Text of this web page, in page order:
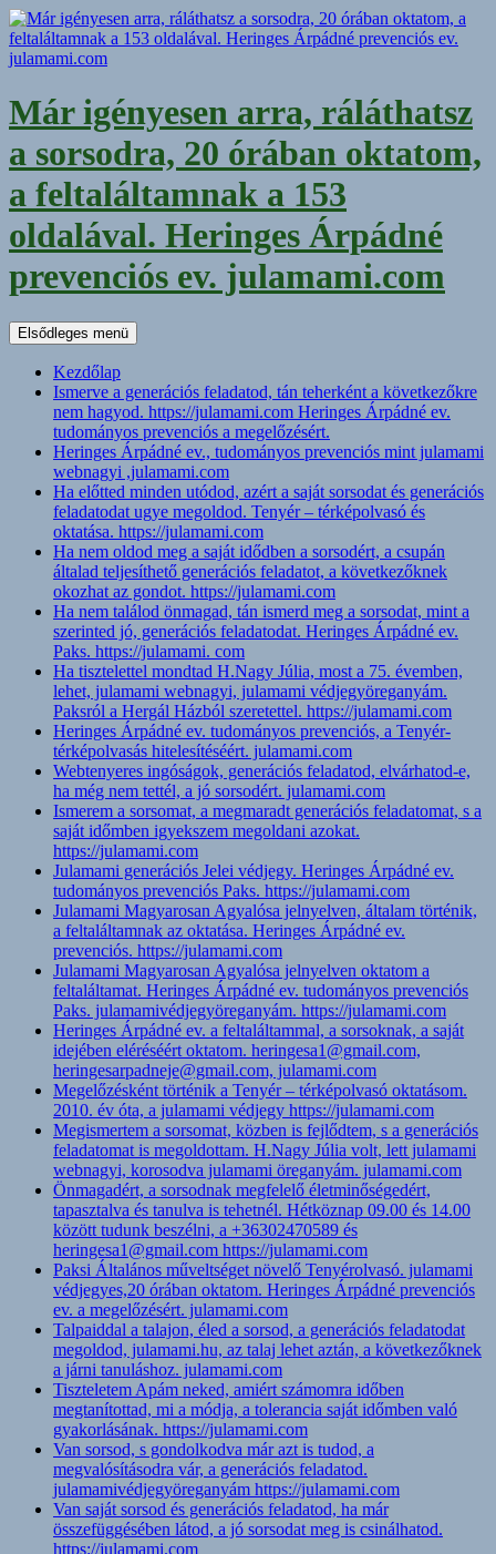
Kilépés
a
tartalomba
Már igényesen arra, ráláthatsz
a sorsodra, 20 órában oktatom,
a feltaláltamnak a 153
oldalával. Heringes Árpádné
prevenciós ev. julamami.com
Keresés
Elsődleges menü
Kezdőlap
Ismerve a generációs feladatod, tán teherként a következőkre
nem hagyod. https://julamami.com Heringes Árpádné ev.
tudományos prevenciós a megelőzésért.
Heringes Árpádné ev., tudományos prevenciós mint julamami
webnagyi ,julamami.com
Ha előtted minden utódod, azért a saját sorsodat és generációs
feladatodat ugye megoldod. Tenyér – térképolvasó és
oktatása. https://julamami.com
Ha nem oldod meg a saját idődben a sorsodért, a csupán
általad teljesíthető generációs feladatot, a következőknek
okozhat az gondot. https://julamami.com
Ha nem találod önmagad, tán ismerd meg a sorsodat, mint a
szerinted jó, generációs feladatodat. Heringes Árpádné ev.
Paks. https://julamami. com
Ha tisztelettel mondtad H.Nagy Júlia, most a 75. évemben,
lehet, julamami webnagyi, julamami védjegyöreganyám.
Paksról a Hergál Házból szeretettel. https://julamami.com
Heringes Árpádné ev. tudományos prevenciós, a Tenyér-
térképolvasás hitelesítéséért. julamami.com
Webtenyeres ingóságok, generációs feladatod, elvárhatod-e,
ha még nem tettél, a jó sorsodért. julamami.com
Ismerem a sorsomat, a megmaradt generációs feladatomat, s a
saját időmben igyekszem megoldani azokat.
https://julamami.com
Julamami generációs Jelei védjegy. Heringes Árpádné ev.
tudományos prevenciós Paks. https://julamami.com
Julamami Magyarosan Agyalósa jelnyelven, általam történik,
a feltaláltamnak az oktatása. Heringes Árpádné ev.
prevenciós. https://julamami.com
Julamami Magyarosan Agyalósa jelnyelven oktatom a
feltaláltamat. Heringes Árpádné ev. tudományos prevenciós
Paks. julamamivédjegyöreganyám. https://julamami.com
Heringes Árpádné ev. a feltaláltammal, a sorsoknak, a saját
idejében eléréséért oktatom. heringesa1@gmail.com,
heringesarpadneje@gmail.com, julamami.com
Megelőzésként történik a Tenyér – térképolvasó oktatásom.
2010. év óta, a julamami védjegy https://julamami.com
Megismertem a sorsomat, közben is fejlődtem, s a generációs
feladatomat is megoldottam. H.Nagy Júlia volt, lett julamami
webnagyi, korosodva julamami öreganyám. julamami.com
Önmagadért, a sorsodnak megfelelő életminőségedért,
tapasztalva és tanulva is tehetnél. Hétköznap 09.00 és 14.00
között tudunk beszélni, a +36302470589 és
heringesa1@gmail.com https://julamami.com
Paksi Általános műveltséget növelő Tenyérolvasó. julamami
védjegyes,20 órában oktatom. Heringes Árpádné prevenciós
ev. a megelőzésért. julamami.com
Talpaiddal a talajon, éled a sorsod, a generációs feladatodat
megoldod, julamami.hu, az talaj lehet aztán, a következőknek
a járni tanuláshoz. julamami.com
Tiszteletem Apám neked, amiért számomra időben
megtanítottad, mi a módja, a tolerancia saját időmben való
gyakorlásának. https://julamami.com
Van sorsod, s gondolkodva már azt is tudod, a
megvalósításodra vár, a generációs feladatod.
julamamivédjegyöreganyám https://julamami.com
Van saját sorsod és generációs feladatod, ha már
összefüggésében látod, a jó sorsodat meg is csinálhatod.
https://julamami.com